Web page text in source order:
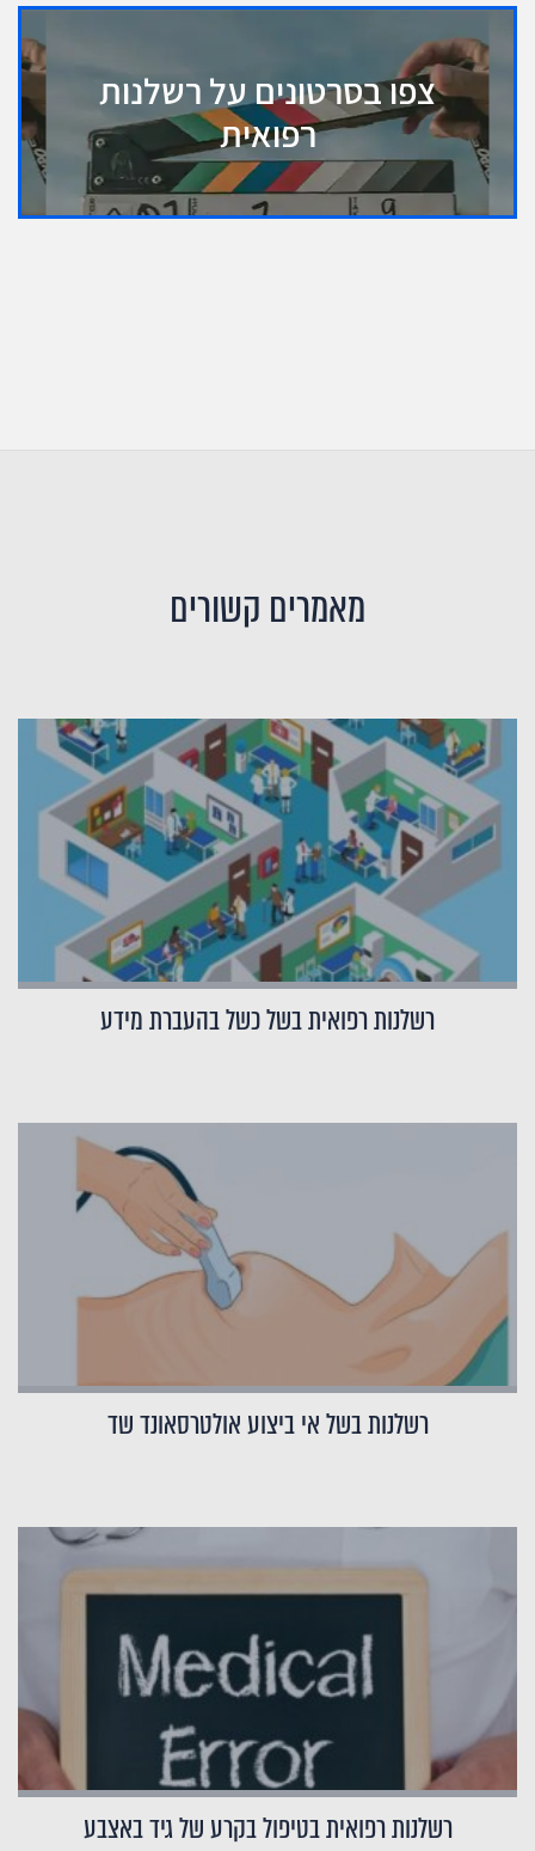
צפו בסרטונים על רשלנות
רפואית
מאמרים קשורים
רשלנות רפואית בשל כשל בהעברת מידע
רשלנות בשל אי ביצוע אולטרסאונד שד
רשלנות רפואית בטיפול בקרע של גיד באצבע